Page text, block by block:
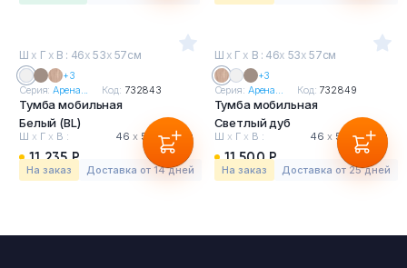
Ш х Г х В : 46х 53х 57см
+3
Серия:Арена... Код: 732843
Тумба мобильная
Белый (BL)
Ш х Г х В : 46 х53 х57 см
11 235 Р
На заказ Доставка от 14 дней
Ш х Г х В : 46х 53х 57см
+3
Серия: Арена... Код: 732849
Тумба мобильная
Светлый дуб
Ш х Г х В : 46 х 53 х57 см
11 500 Р
На заказ Доставка от 25 дней